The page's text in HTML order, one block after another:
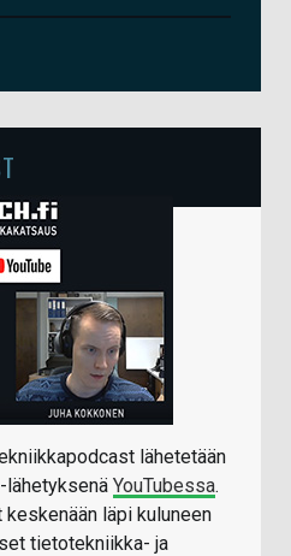
lähetetään
lähetyksenä YouTubessa.
keskenään läpi kuluneen
tietotekniikka- ja